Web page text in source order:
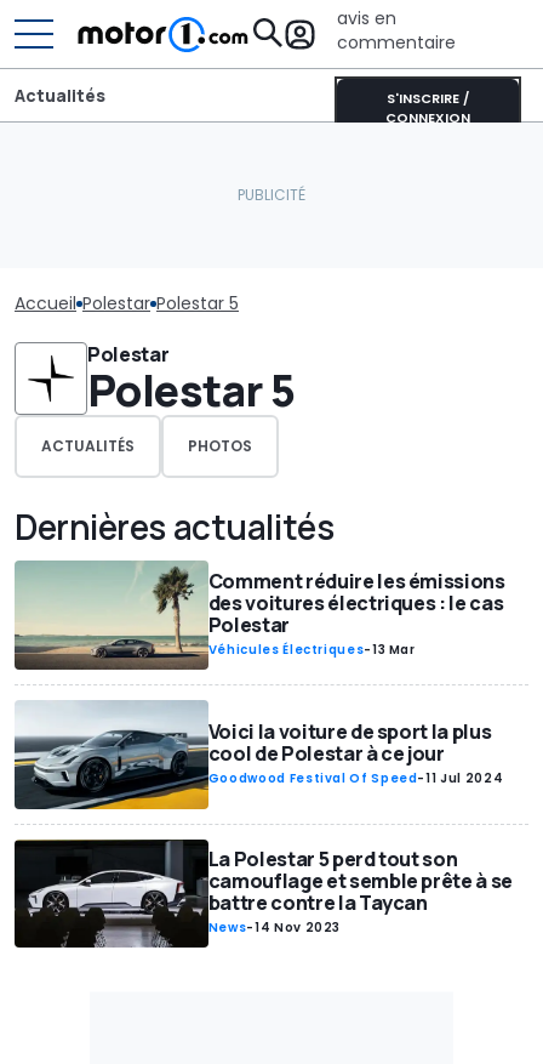
avis en
commentaire
S'INSCRIRE /
CONNEXION
Actualités
Accueil Polestar Polestar 5
Polestar
Polestar 5
ACTUALITÉS PHOTOS
Dernières actualités
Comment réduire les émissions
des voitures électriques : le cas
Polestar
Véhicules Électriques-13 Mar
Voici la voiture de sport la plus
cool de Polestar à ce jour
Goodwood Festival Of Speed-11 Jul 2024
La Polestar 5 perd tout son
camouflage et semble prête à se
battre contre la Taycan
News-14 Nov 2023